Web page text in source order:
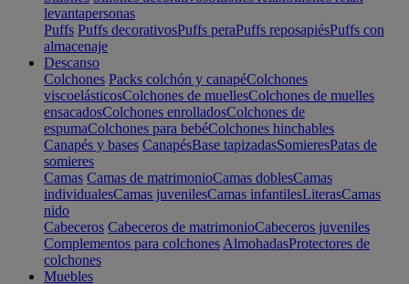
levantapersonas
Puffs Puffs decorativosPuffs peraPuffs reposapiésPuffs con
almacenaje
Descanso
Colchones Packs colchón y canapéColchones
viscoelásticosColchones de muellesColchones de muelles
ensacadosColchones enrolladosColchones de
espumaColchones para bebéColchones hinchables
Canapés y bases CanapésBase tapizadasSomieresPatas de
somieres
Camas Camas de matrimonioCamas doblesCamas
individualesCamas juvenilesCamas infantilesLiterasCamas
nido
Cabeceros Cabeceros de matrimonioCabeceros juveniles
Complementos para colchones AlmohadasProtectores de
colchones
Muebles